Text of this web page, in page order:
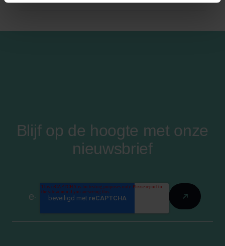
Blijf op de hoogte met onze
nieuwsbrief